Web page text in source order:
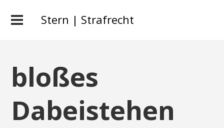
Stern | Strafrecht
bloßes
Dabeistehen